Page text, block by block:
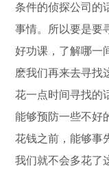
条件的侦探公司的
事情。所以要是要
好功课，了解哪一
麽我们再来去寻找
花一点时间寻找的
能够预防一些不好
花钱之前，能够事
我们就不会多花了